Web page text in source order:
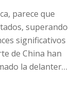
parece que
superando
significativos
de China han
la delantera.